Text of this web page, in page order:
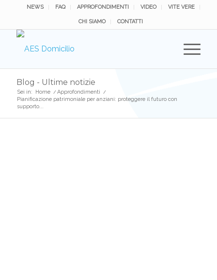
NEWS FAQ APPROFONDIMENTI VIDEO VITE VERE
CHI SIAMO CONTATTI
Blog - Ultime notizie
Sei in: Home / Approfondimenti /
Pianificazione patrimoniale per anziani: proteggere il futuro con
supporto...